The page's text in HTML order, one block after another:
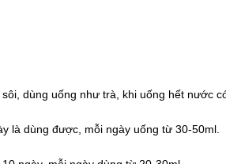
dùng uống như trà, khi uống hết nước
là dùng được, mỗi ngày uống từ 30-50ml.